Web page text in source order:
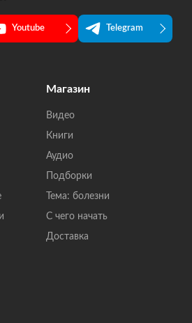
Youtube Telegram
Магазин
Видео
Книги
Аудио
Подборки
Тема: болезни
С чего начать
Доставка